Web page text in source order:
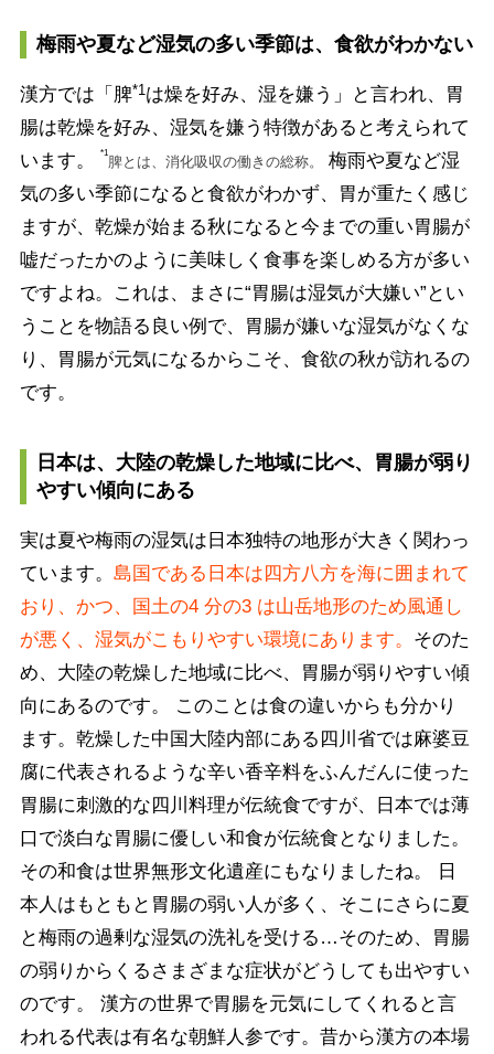
梅雨や夏など湿気の多い季節は、食欲がわかない
漢方では「脾*1は燥を好み、湿を嫌う」と言われ、胃
腸は乾燥を好み、湿気を嫌う特徴があると考えられて
います。
*1
脾とは、消化吸収の働きの総称。
梅雨や夏など湿
気の多い季節になると食欲がわかず、胃が重たく感じ
ますが、乾燥が始まる秋になると今までの重い胃腸が
嘘だったかのように美味しく食事を楽しめる方が多い
ですよね。これは、まさに“胃腸は湿気が大嫌い”とい
うことを物語る良い例で、胃腸が嫌いな湿気がなくな
り、胃腸が元気になるからこそ、食欲の秋が訪れるの
です。
日本は、大陸の乾燥した地域に比べ、胃腸が弱り
やすい傾向にある
実は夏や梅雨の湿気は日本独特の地形が大きく関わっ
ています。 島国である日本は四方八方を海に囲まれて
おり、かつ、国土の4 分の3 は山岳地形のため風通し
が悪く、湿気がこもりやすい環境にあります。 そのた
め、大陸の乾燥した地域に比べ、胃腸が弱りやすい傾
向にあるのです。 このことは食の違いからも分かり
ます。乾燥した中国大陸内部にある四川省では麻婆豆
腐に代表されるような辛い香辛料をふんだんに使った
胃腸に刺激的な四川料理が伝統食ですが、日本では薄
口で淡白な胃腸に優しい和食が伝統食となりました。
その和食は世界無形文化遺産にもなりましたね。 日
本人はもともと胃腸の弱い人が多く、そこにさらに夏
と梅雨の過剰な湿気の洗礼を受ける…そのため、胃腸
の弱りからくるさまざまな症状がどうしても出やすい
のです。 漢方の世界で胃腸を元気にしてくれると言
われる代表は有名な朝鮮人参です。昔から漢方の本場